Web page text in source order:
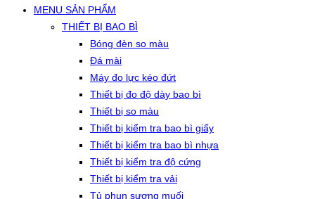
MENU SẢN PHẨM
THIẾT BỊ BAO BÌ
Bóng đèn so màu
Đá mài
Máy đo lực kéo đứt
Thiết bị đo độ dày bao bì
Thiết bị so màu
Thiết bị kiểm tra bao bì giấy
Thiết bị kiểm tra bao bì nhựa
Thiết bị kiểm tra độ cứng
Thiết bị kiểm tra vải
Tủ phun sương muối